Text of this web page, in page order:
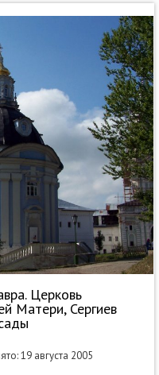
Церковь
Матери, Сергиев
19 августа 2005